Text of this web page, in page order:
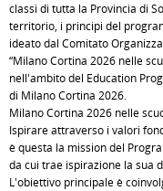
classi di tutta la Provincia di
territorio, i principi del
ideato dal Comitato
“Milano Cortina 2026 nelle
nell'ambito del Education
di Milano Cortina 2026.
Milano Cortina 2026 nelle
Ispirare attraverso i valori
è questa la mission del
da cui trae ispirazione la sua
L'obiettivo principale è